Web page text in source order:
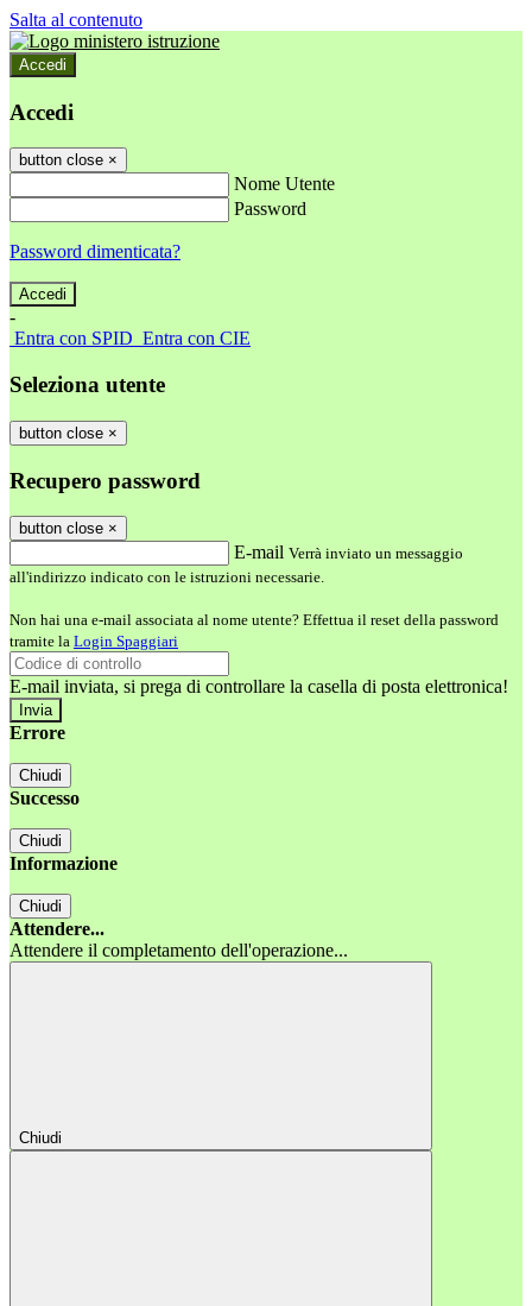
Salta al contenuto
Accedi
Accedi
button close ×
Nome Utente
Password
Password dimenticata?
-
Entra con SPID Entra con CIE
Seleziona utente
button close ×
Recupero password
button close ×
E-mail Verrà inviato un messaggio
all'indirizzo indicato con le istruzioni necessarie.
Non hai una e-mail associata al nome utente? Effettua il reset della password
tramite la Login Spaggiari
E-mail inviata, si prega di controllare la casella di posta elettronica!
Errore
Chiudi
Successo
Chiudi
Informazione
Chiudi
Attendere...
Attendere il completamento dell'operazione...
Chiudi